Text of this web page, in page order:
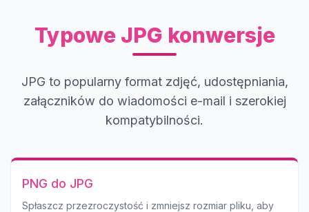
Typowe JPG konwersje
JPG to popularny format zdjęć, udostępniania,
załączników do wiadomości e-mail i szerokiej
kompatybilności.
PNG do JPG
Spłaszcz przezroczystość i zmniejsz rozmiar pliku, aby